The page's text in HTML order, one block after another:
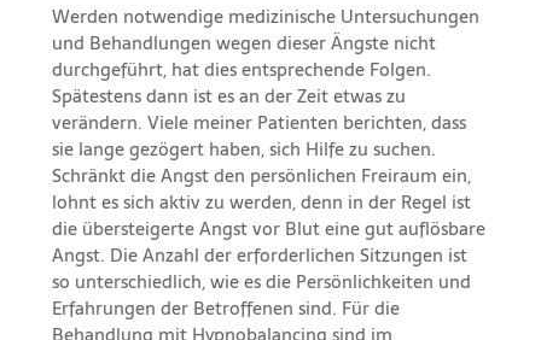
Werden notwendige medizinische Untersuchungen
und Behandlungen wegen dieser Ängste nicht
durchgeführt, hat dies entsprechende Folgen.
Spätestens dann ist es an der Zeit etwas zu
verändern. Viele meiner Patienten berichten, dass
sie lange gezögert haben, sich Hilfe zu suchen.
Schränkt die Angst den persönlichen Freiraum ein,
lohnt es sich aktiv zu werden, denn in der Regel ist
die übersteigerte Angst vor Blut eine gut auflösbare
Angst. Die Anzahl der erforderlichen Sitzungen ist
so unterschiedlich, wie es die Persönlichkeiten und
Erfahrungen der Betroffenen sind. Für die